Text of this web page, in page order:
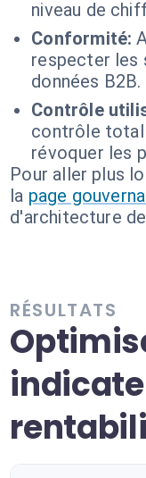
niveau de
Conformité:
respecter les
données B2B.
Contrôle
contrôle total
révoquer les
Pour aller plus
la page
d'architecture
RÉSULTATS